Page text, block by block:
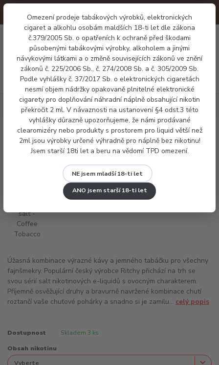
Omezení prodeje tabákových výrobků, elektronických
cigaret a alkohlu osobám maldších 18-ti let dle zákona
č.379/2005 Sb. o opatřeních k ochraně před škodami
působenými tabákovými výrobky, alkoholem a jinými
návykovými látkami a o změně souvisejících zákonů ve znění
zákonů č. 225/2006 Sb., č. 274/2008 Sb. a č. 305/2009 Sb.
Podle vyhlášky č. 37/2017 Sb. o elektronických cigaretách
nesmí objem nádržky opakovaně plnitelné elektronické
cigarety pro doplňování náhradní náplně obsahující nikotin
překročit 2 ml. V návaznosti na ustanovení §4 odst.3 této
vyhlášky důrazně upozorňujeme, že námi prodávané
clearomizéry nebo produkty s prostorem pro liquid větší než
2ml jsou výrobky určené výhradně pro náplně bez nikotinu!
Jsem starší 18ti let a beru na vědomí TPD omezení.
NE jsem mladší 18-ti let
ANO jsem starší 18-ti let
Menu
0 Kč
Náplně Ritchy salt - Coffee Tobacco
Ritchy salt - Coffee Tobacco
Úžasná kombinace výrazné kávy a jemného tabáčku pro všechny
fajnšmekry. Populární český výrobce Ritchy přichází na trh se
svou sérií salt nikotinových e-liquidů s ovocným charakterem.
Příjemně osvěžující druhy a bravurně navržené kombinace chutí
roztančí vaše chuťové pohárky a snadno si je zamilu... celý popis
Dostupnost Skladem 3 ks
Obsah nikotinu